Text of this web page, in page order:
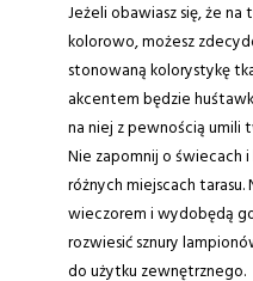
Jeżeli obawiasz się, że
kolorowo, możesz
stonowaną kolorystykę
akcentem będzie
na niej z pewnością
Nie zapomnij o świecach
różnych miejscach
wieczorem i wydobędą
rozwiesić sznury
do użytku zewnętrznego.